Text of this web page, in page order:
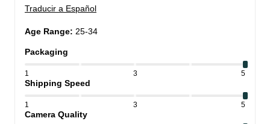
Traducir a Español
Age Range: 25-34
Packaging
1 3 5
Shipping Speed
1 3 5
Camera Quality